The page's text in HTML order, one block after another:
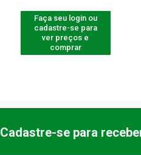
Faça seu login ou
cadastre-se para
ver preços e
comprar
Cadastre-se para